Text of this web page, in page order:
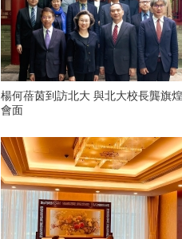
楊何蓓茵到訪北大 與北大校長龔旗煌
會面